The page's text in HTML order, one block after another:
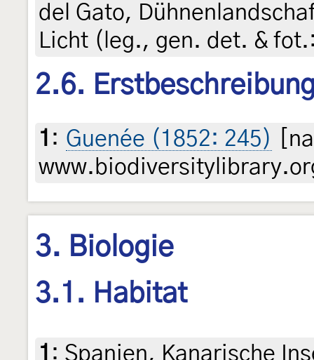
del Gato,
Licht (leg., gen. det. &
2.6.
1 : Guenée (1852: 245)
3. Biologie
3.1. Habitat
1 : Spanien, Kanarische